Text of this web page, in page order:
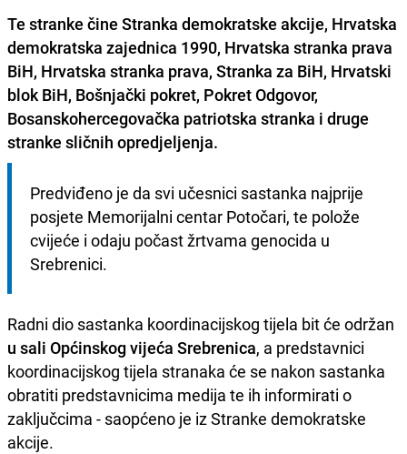
Te stranke čine Stranka demokratske akcije, Hrvatska
demokratska zajednica 1990, Hrvatska stranka prava
BiH, Hrvatska stranka prava, Stranka za BiH, Hrvatski
blok BiH, Bošnjački pokret, Pokret Odgovor,
Bosanskohercegovačka patriotska stranka i druge
stranke sličnih opredjeljenja.
Predviđeno je da svi učesnici sastanka najprije
posjete Memorijalni centar Potočari, te polože
cvijeće i odaju počast žrtvama genocida u
Srebrenici.
Radni dio sastanka koordinacijskog tijela bit će održan
u sali Općinskog vijeća Srebrenica, a predstavnici
koordinacijskog tijela stranaka će se nakon sastanka
obratiti predstavnicima medija te ih informirati o
zaključcima - saopćeno je iz Stranke demokratske
akcije.